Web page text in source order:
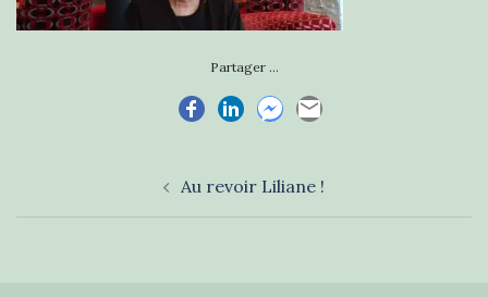
Partager ...
Au revoir Liliane !